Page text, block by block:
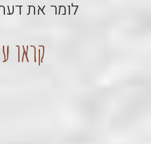
לומר את
קראו